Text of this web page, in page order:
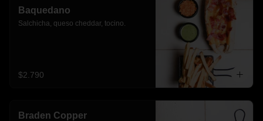
Baquedano
Salchicha, queso cheddar, tocino.
$2.790
Braden Copper